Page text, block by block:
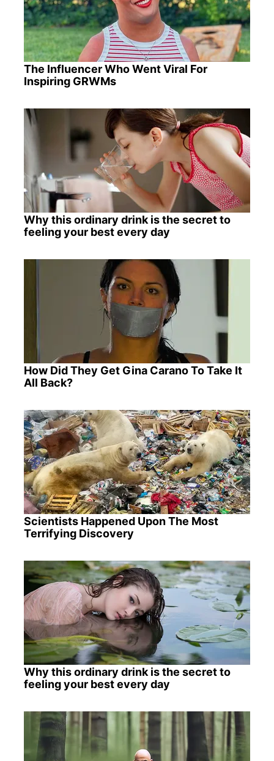
The Influencer Who Went Viral For
Inspiring GRWMs
Why this ordinary drink is the secret to
feeling your best every day
How Did They Get Gina Carano To Take It
All Back?
Scientists Happened Upon The Most
Terrifying Discovery
Why this ordinary drink is the secret to
feeling your best every day